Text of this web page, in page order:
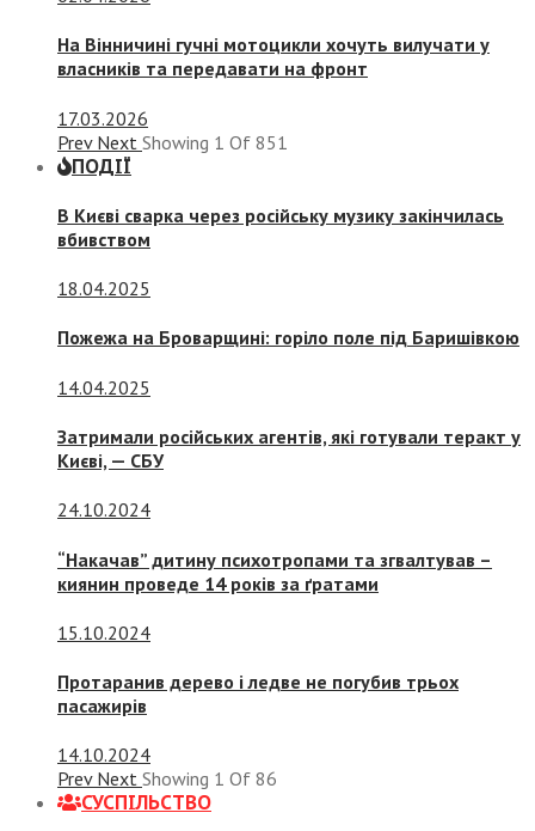
На Вінничині гучні мотоцикли хочуть вилучати у
власників та передавати на фронт
17.03.2026
Prev Next Showing 1 Of 851
ПОДІЇ
В Києві сварка через російську музику закінчилась
вбивством
18.04.2025
Пожежа на Броварщині: горіло поле під Баришівкою
14.04.2025
Затримали російських агентів, які готували теракт у
Києві, — СБУ
24.10.2024
“Накачав” дитину психотропами та згвалтував –
киянин проведе 14 років за ґратами
15.10.2024
Протаранив дерево і ледве не погубив трьох
пасажирів
14.10.2024
Prev Next Showing 1 Of 86
СУСПIЛЬСТВО